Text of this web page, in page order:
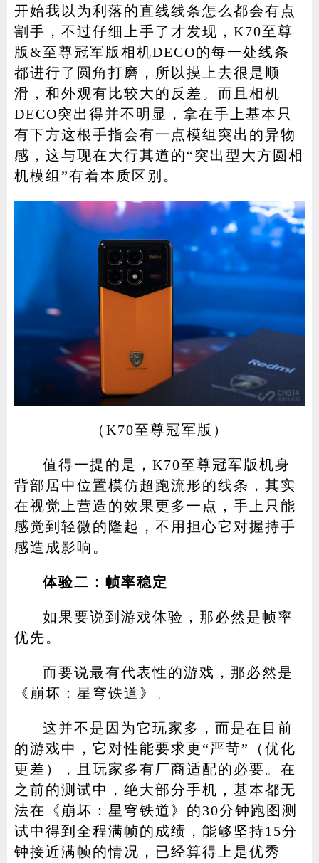
开始我以为利落的直线线条怎么都会有点
割手，不过仔细上手了才发现，K70至尊
版&至尊冠军版相机DECO的每一处线条
都进行了圆角打磨，所以摸上去很是顺
滑，和外观有比较大的反差。而且相机
DECO突出得并不明显，拿在手上基本只
有下方这根手指会有一点模组突出的异物
感，这与现在大行其道的“突出型大方圆相
机模组”有着本质区别。
（K70至尊冠军版）
值得一提的是，K70至尊冠军版机身
背部居中位置模仿超跑流形的线条，其实
在视觉上营造的效果更多一点，手上只能
感觉到轻微的隆起，不用担心它对握持手
感造成影响。
体验二：帧率稳定
如果要说到游戏体验，那必然是帧率
优先。
而要说最有代表性的游戏，那必然是
《崩坏：星穹铁道》。
这并不是因为它玩家多，而是在目前
的游戏中，它对性能要求更“严苛”（优化
更差），且玩家多有厂商适配的必要。在
之前的测试中，绝大部分手机，基本都无
法在《崩坏：星穹铁道》的30分钟跑图测
试中得到全程满帧的成绩，能够坚持15分
钟接近满帧的情况，已经算得上是优秀